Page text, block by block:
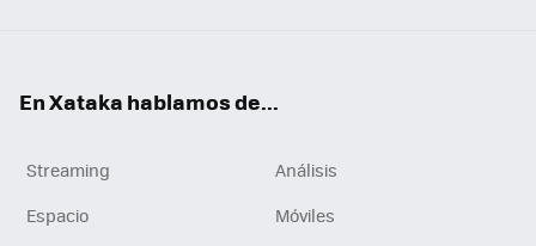
En Xataka hablamos de...
Streaming
Análisis
Espacio
Móviles